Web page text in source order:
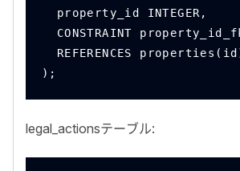
  property_id INTEGER,
CONSTRAINT
REFERENCES
);
legal_actionsテーブル: